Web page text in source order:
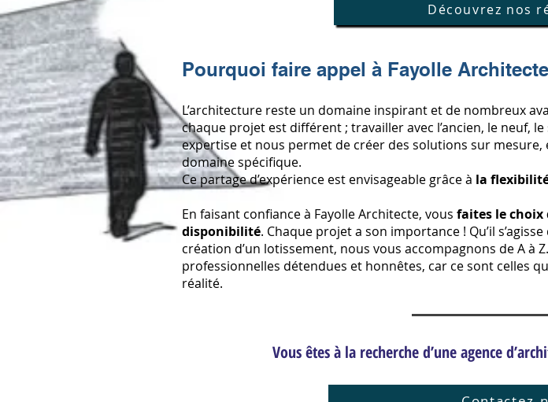
Découvrez nos
Pourquoi faire appel à Fayolle
L’architecture reste un domaine inspirant et de nombreux
chaque projet est différent ; travailler avec l’ancien, le neuf,
expertise et nous permet de créer des solutions sur
domaine spécifique.
Ce partage d’expérience est envisageable grâce à la
En faisant confiance à Fayolle Architecte, vous faites le choix
disponibilité. Chaque projet a son importance ! Qu’il
création d’un lotissement, nous vous accompagnons de A à
professionnelles détendues et honnêtes, car ce sont celles
réalité.
Vous êtes à la recherche d’une agence